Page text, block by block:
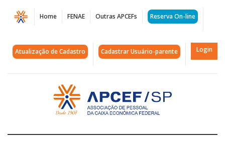
Página
Arquivos
manifesto
APCEF/SP
Home FENAE Outras APCEFs Reserva On-line
Atualização de Cadastro Cadastrar Usuário-parente Login
Acessar
página
inicial